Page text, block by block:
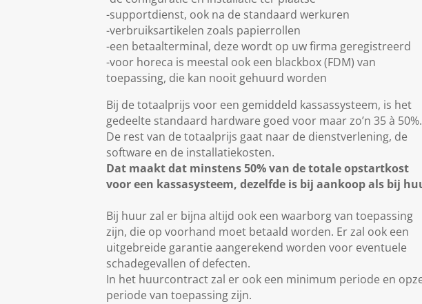
-supportdienst, ook na de standaard werkuren
-verbruiksartikelen zoals papierrollen
-een betaalterminal, deze wordt op uw firma geregistreerd
-voor horeca is meestal ook een blackbox (FDM) van
toepassing, die kan nooit gehuurd worden
Bij de totaalprijs voor een gemiddeld kassassysteem, is het
gedeelte standaard hardware goed voor maar zo’n 35 à 50%.
De rest van de totaalprijs gaat naar de dienstverlening, de
software en de installatiekosten.
Dat maakt dat minstens 50% van de totale opstartkost
voor een kassasysteem, dezelfde is bij aankoop als bij
Bij huur zal er bijna altijd ook een waarborg van toepassing
zijn, die op voorhand moet betaald worden. Er zal ook een
uitgebreide garantie aangerekend worden voor eventuele
schadegevallen of defecten.
In het huurcontract zal er ook een minimum periode en
periode van toepassing zijn.